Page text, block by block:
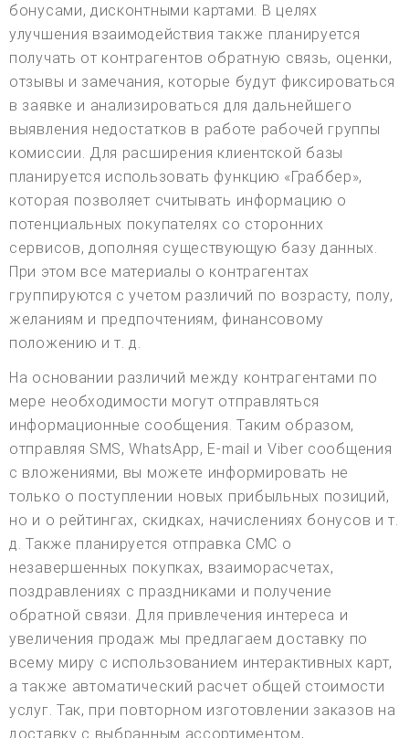
бонусами, дисконтными картами. В целях
улучшения взаимодействия также планируется
получать от контрагентов обратную связь, оценки,
отзывы и замечания, которые будут фиксироваться
в заявке и анализироваться для дальнейшего
выявления недостатков в работе рабочей группы
комиссии. Для расширения клиентской базы
планируется использовать функцию «Граббер»,
которая позволяет считывать информацию о
потенциальных покупателях со сторонних
сервисов, дополняя существующую базу данных.
При этом все материалы о контрагентах
группируются с учетом различий по возрасту, полу,
желаниям и предпочтениям, финансовому
положению и т. д.
На основании различий между контрагентами по
мере необходимости могут отправляться
информационные сообщения. Таким образом,
отправляя SMS, WhatsApp, E-mail и Viber сообщения
с вложениями, вы можете информировать не
только о поступлении новых прибыльных позиций,
но и о рейтингах, скидках, начислениях бонусов и т.
д. Также планируется отправка СМС о
незавершенных покупках, взаиморасчетах,
поздравлениях с праздниками и получение
обратной связи. Для привлечения интереса и
увеличения продаж мы предлагаем доставку по
всему миру с использованием интерактивных карт,
а также автоматический расчет общей стоимости
услуг. Так, при повторном изготовлении заказов на
доставку с выбранным ассортиментом,